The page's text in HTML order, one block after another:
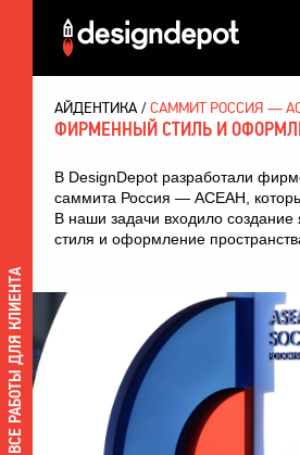
ВСЕ РАБОТЫ ДЛЯ КЛИЕНТА
АЙДЕНТИКА САММИТ РОССИЯ —
ФИРМЕННЫЙ СТИЛЬ И
В DesignDepot разработали
саммита Россия — АСЕАН,
В наши задачи входило создание
стиля и оформление